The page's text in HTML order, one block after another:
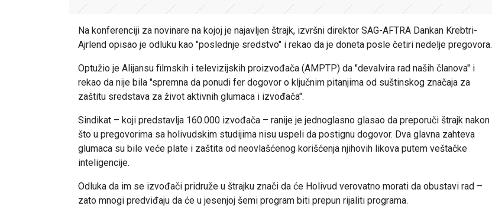
Na konferenciji za novinare na kojoj je najavljen štrajk, izvršni direktor SAG-AFTRA Dankan Krebtri-
Ajrlend opisao je odluku kao "poslednje sredstvo" i rekao da je doneta posle četiri nedelje pregovora.
Optužio je Alijansu filmskih i televizijskih proizvođača (AMPTP) da "devalvira rad naših članova" i
rekao da nije bila "spremna da ponudi fer dogovor o ključnim pitanjima od suštinskog značaja za
zaštitu sredstava za život aktivnih glumaca i izvođača".
Sindikat – koji predstavlja 160.000 izvođača – ranije je jednoglasno glasao da preporuči štrajk nakon
što u pregovorima sa holivudskim studijima nisu uspeli da postignu dogovor. Dva glavna zahteva
glumaca su bile veće plate i zaštita od neovlašćenog korišćenja njihovih likova putem veštačke
inteligencije.
Odluka da im se izvođači pridruže u štrajku znači da će Holivud verovatno morati da obustavi rad –
zato mnogi predviđaju da će u jesenjoj šemi program biti prepun rijaliti programa.